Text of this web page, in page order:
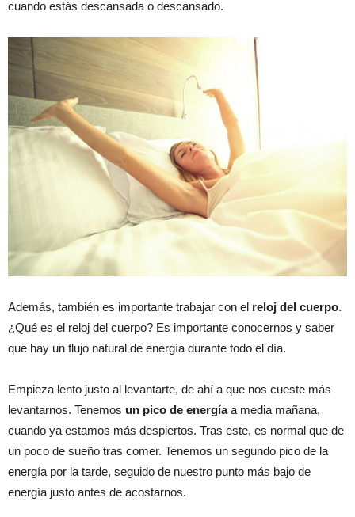
cuando estás descansada o descansado.
Además, también es importante trabajar con el reloj del cuerpo.
¿Qué es el reloj del cuerpo? Es importante conocernos y saber
que hay un flujo natural de energía durante todo el día.
Empieza lento justo al levantarte, de ahí a que nos cueste más
levantarnos. Tenemos un pico de energíaa media mañana,
cuando ya estamos más despiertos. Tras este, es normal que de
un poco de sueño tras comer. Tenemos un segundo pico de la
energía por la tarde, seguido de nuestro punto más bajo de
energía justo antes de acostarnos.